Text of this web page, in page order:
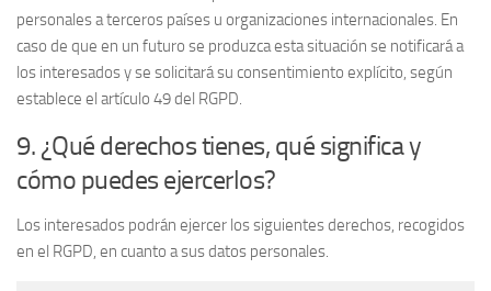
personales a terceros países u organizaciones internacionales. En
caso de que en un futuro se produzca esta situación se notificará a
los interesados y se solicitará su consentimiento explícito, según
establece el artículo 49 del RGPD.
9. ¿Qué derechos tienes, qué significa y
cómo puedes ejercerlos?
Los interesados podrán ejercer los siguientes derechos, recogidos
en el RGPD, en cuanto a sus datos personales.